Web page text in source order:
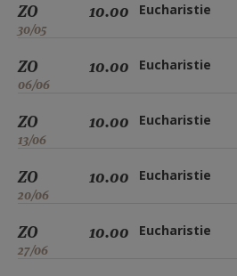
ZO
30/05
10.00 Eucharistie
ZO
06/06
10.00 Eucharistie
ZO
13/06
10.00 Eucharistie
ZO
20/06
10.00 Eucharistie
ZO
27/06
10.00 Eucharistie